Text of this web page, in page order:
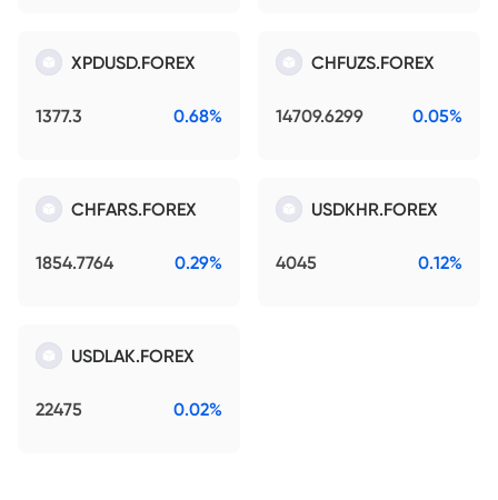
XPDUSD.FOREX
1377.3 0.68%
CHFUZS.FOREX
14709.6299 0.05%
CHFARS.FOREX
1854.7764 0.29%
USDKHR.FOREX
4045 0.12%
USDLAK.FOREX
22475 0.02%